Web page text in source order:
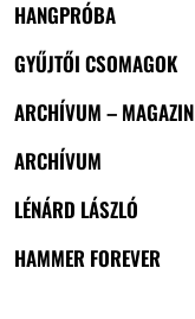
HANGPRÓBA
GYŰJTŐI CSOMAGOK
ARCHÍVUM – MAGAZIN
ARCHÍVUM
LÉNÁRD LÁSZLÓ
HAMMER FOREVER